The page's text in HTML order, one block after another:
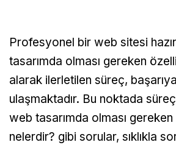
Profesyonel bir web sitesi
tasarımda olması gereken
alarak ilerletilen süreç, başarıya
ulaşmaktadır. Bu noktada
web tasarımda olması
nelerdir? gibi sorular, sıklıkla